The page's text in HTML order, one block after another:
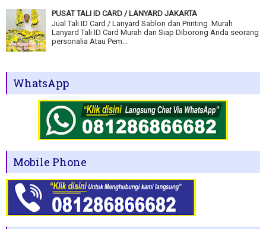
PUSAT TALI ID CARD / LANYARD JAKARTA
Jual Tali ID Card / Lanyard Sablon dan Printing Murah
Lanyard Tali ID Card Murah dan Siap Diborong Anda seorang
personalia Atau Pem...
WhatsApp
Mobile Phone